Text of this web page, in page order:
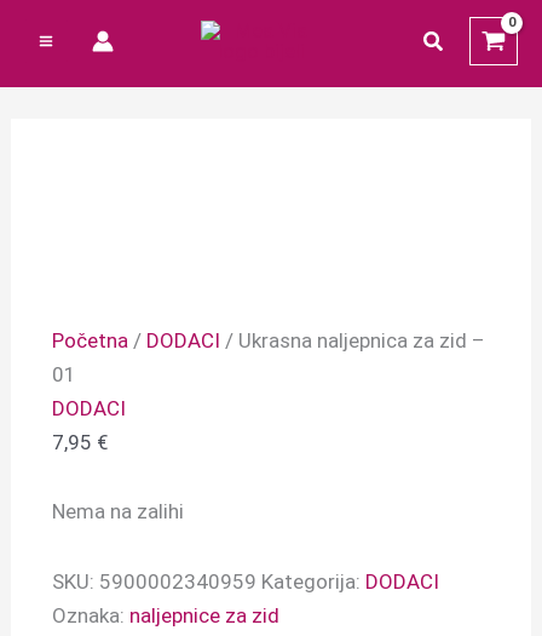
sadržaj
traži
Početna / DODACI / Ukrasna naljepnica za zid –
01
DODACI
7,95 €
Nema na zalihi
SKU: 5900002340959 Kategorija: DODACI
Oznaka: naljepnice za zid
Izvorna
bila
je:
Izvorna
bila
je:
Total: